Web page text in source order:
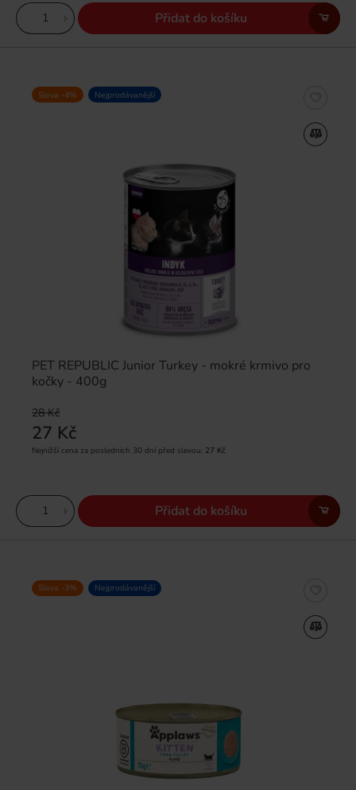
Přidat do košíku
PET REPUBLIC Junior Turkey - mokré krmivo pro
kočky - 400g
28 Kč
27 Kč
Nejnižší cena za posledních 30 dní před slevou: 27 Kč
Sleva -4% Nejprodávanější
Přidat do košíku
Sleva -3% Nejprodávanější